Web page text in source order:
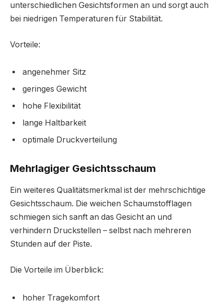
unterschiedlichen Gesichtsformen an und sorgt auch
bei niedrigen Temperaturen für Stabilität.
Vorteile:
angenehmer Sitz
geringes Gewicht
hohe Flexibilität
lange Haltbarkeit
optimale Druckverteilung
Mehrlagiger Gesichtsschaum
Ein weiteres Qualitätsmerkmal ist der mehrschichtige
Gesichtsschaum. Die weichen Schaumstofflagen
schmiegen sich sanft an das Gesicht an und
verhindern Druckstellen – selbst nach mehreren
Stunden auf der Piste.
Die Vorteile im Überblick:
hoher Tragekomfort